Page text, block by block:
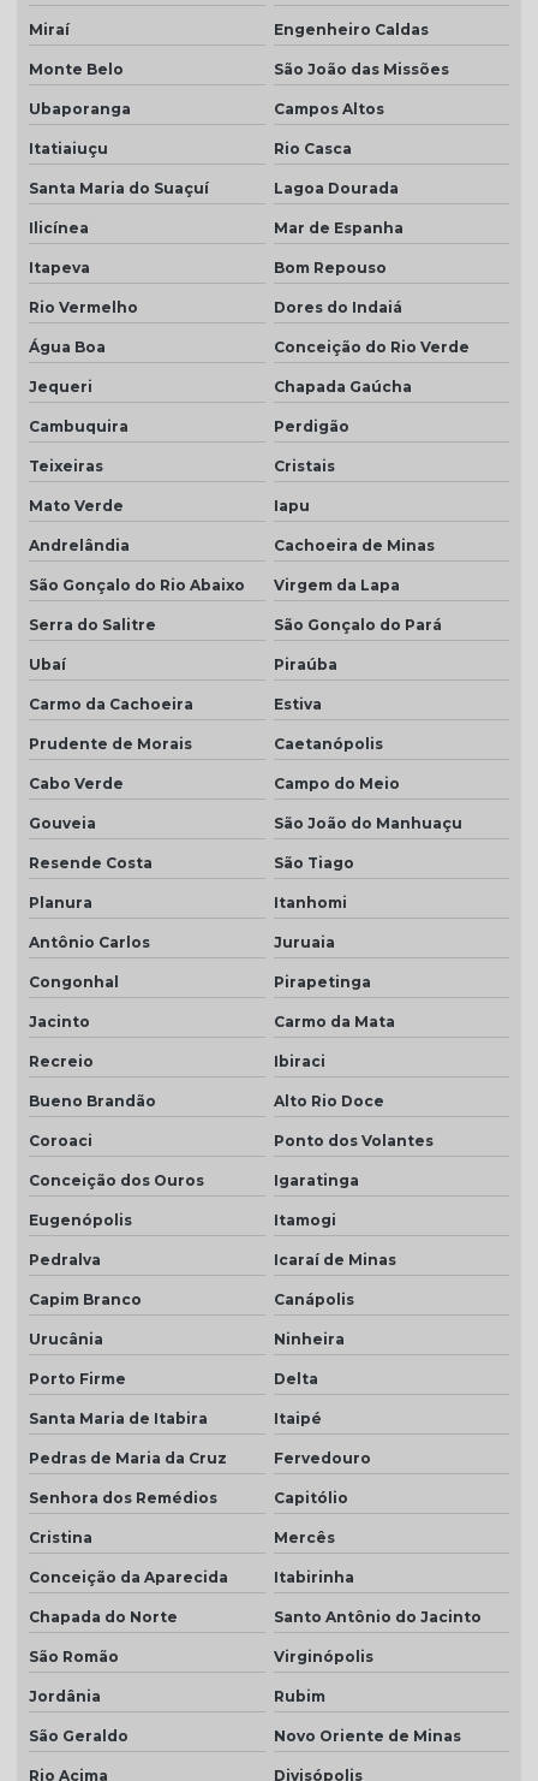
Miraí Engenheiro Caldas
Monte Belo São João das Missões
Ubaporanga Campos Altos
Itatiaiuçu Rio Casca
Santa Maria do Suaçuí Lagoa Dourada
Ilicínea Mar de Espanha
Itapeva Bom Repouso
Rio Vermelho Dores do Indaiá
Água Boa Conceição do Rio Verde
Jequeri Chapada Gaúcha
Cambuquira Perdigão
Teixeiras Cristais
Mato Verde Iapu
Andrelândia Cachoeira de Minas
São Gonçalo do Rio Abaixo Virgem da Lapa
Serra do Salitre São Gonçalo do Pará
Ubaí Piraúba
Carmo da Cachoeira Estiva
Prudente de Morais Caetanópolis
Cabo Verde Campo do Meio
Gouveia São João do Manhuaçu
Resende Costa São Tiago
Planura Itanhomi
Antônio Carlos Juruaia
Congonhal Pirapetinga
Jacinto Carmo da Mata
Recreio Ibiraci
Bueno Brandão Alto Rio Doce
Coroaci Ponto dos Volantes
Conceição dos Ouros Igaratinga
Eugenópolis Itamogi
Pedralva Icaraí de Minas
Capim Branco Canápolis
Urucânia Ninheira
Porto Firme Delta
Santa Maria de Itabira Itaipé
Pedras de Maria da Cruz Fervedouro
Senhora dos Remédios Capitólio
Cristina Mercês
Conceição da Aparecida Itabirinha
Chapada do Norte Santo Antônio do Jacinto
São Romão Virginópolis
Jordânia Rubim
São Geraldo Novo Oriente de Minas
Rio Acima Divisópolis